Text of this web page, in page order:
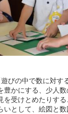
びの中で数に対す
豊かにする、少人
を受けとめたりす
いとして、絵図と